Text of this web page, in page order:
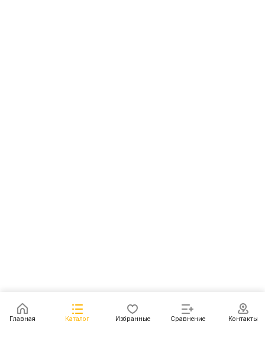
Главная Каталог Избранные Сравнение Контакты